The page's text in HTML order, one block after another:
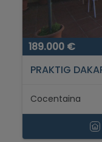
189.000 €
PRAKTIG
Cocentaina